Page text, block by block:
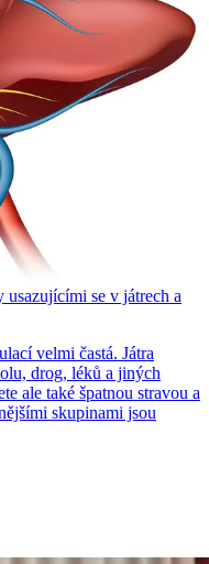
se v játrech a
velmi častá. Játra
drog, léků a jiných
ale také špatnou stravou a
skupinami jsou